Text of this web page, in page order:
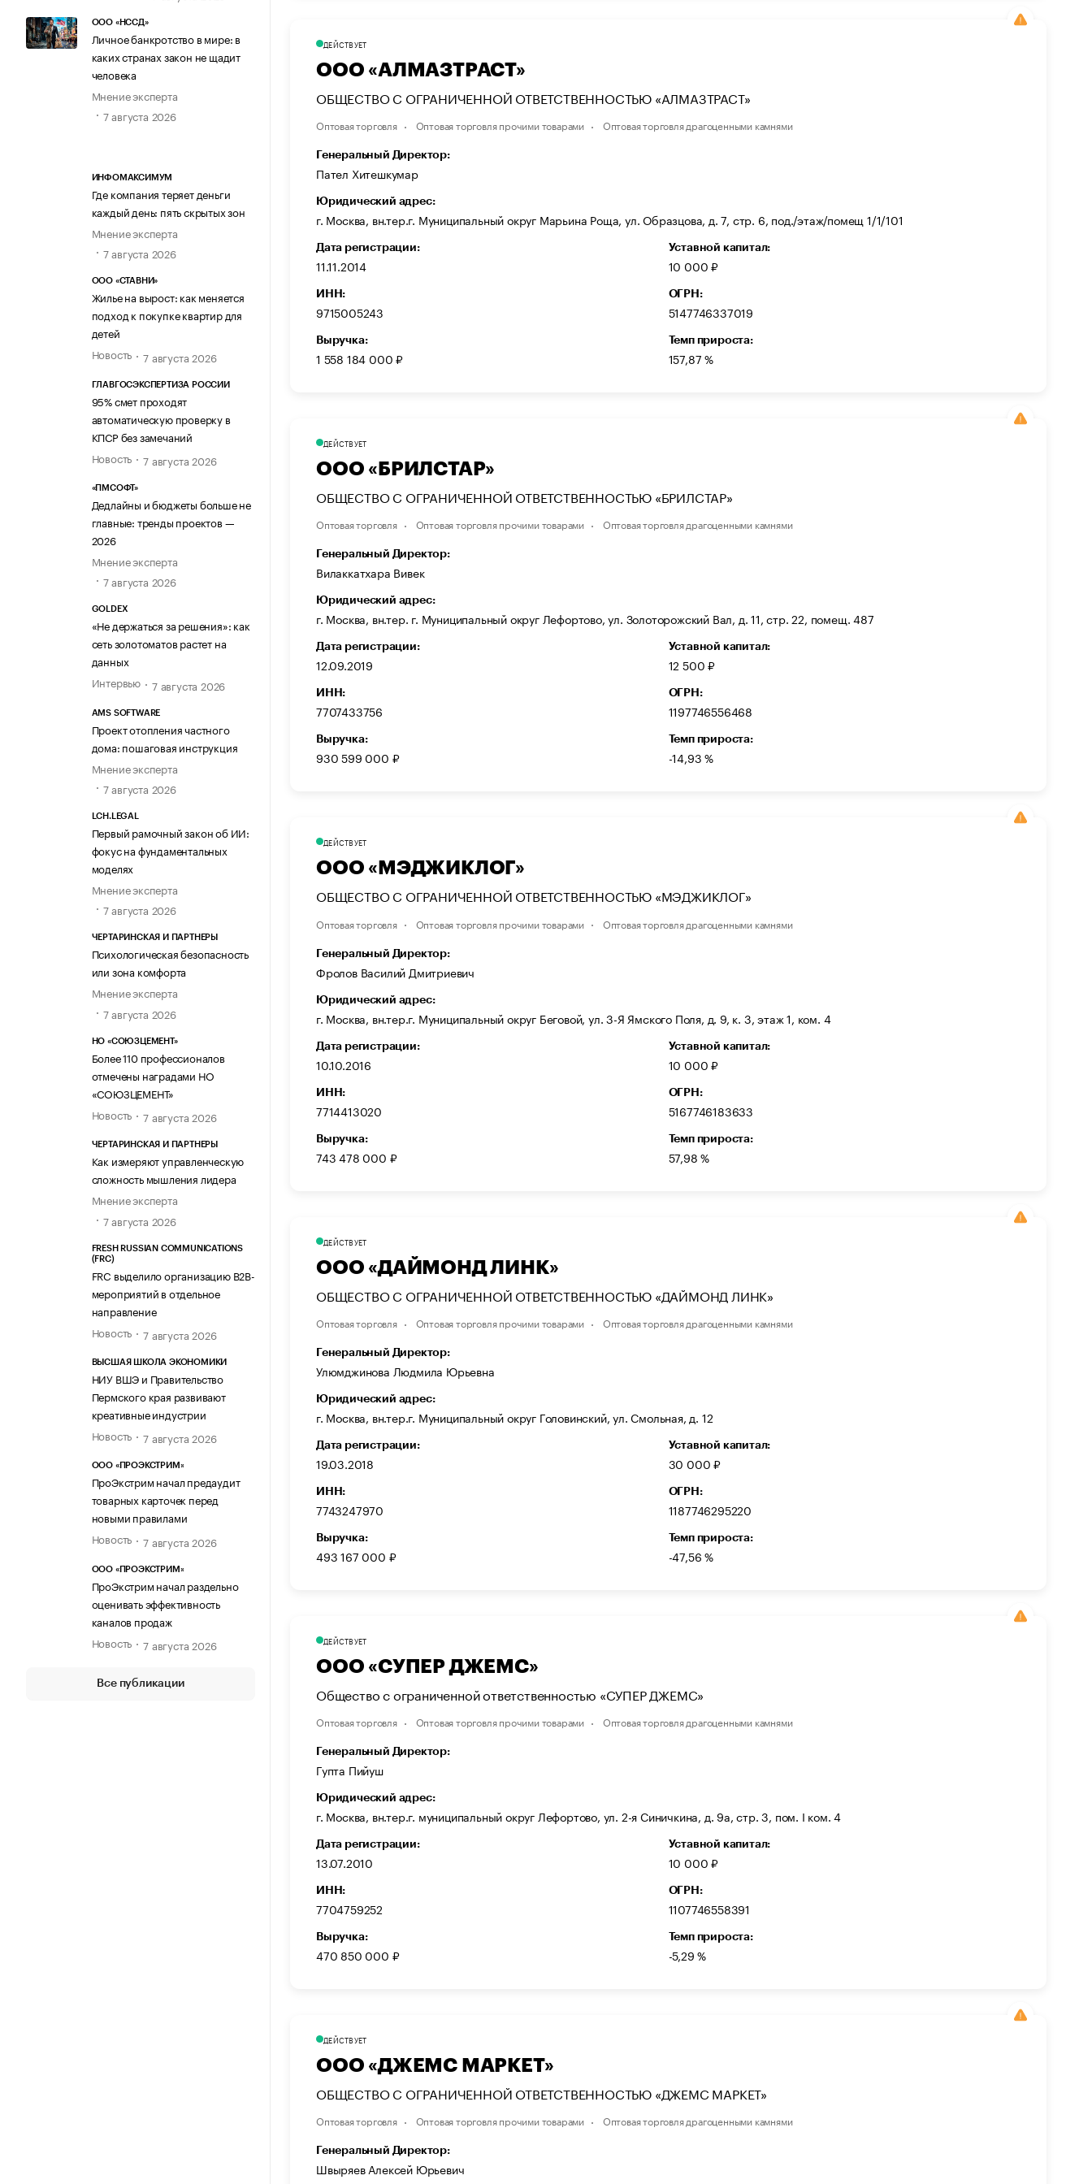
ООО «НССД»
Личное банкротство в мире: в
каких странах закон не щадит
человека
Мнение эксперта
7 августа 2026
ИНФОМАКСИМУМ
Где компания теряет деньги
каждый день: пять скрытых зон
Мнение эксперта
7 августа 2026
ООО «СТАВНИ»
Жилье на вырост: как меняется
подход к покупке квартир для
детей
Новость
7 августа 2026
ГЛАВГОСЭКСПЕРТИЗА РОССИИ
95% смет проходят
автоматическую проверку в
КПСР без замечаний
Новость
7 августа 2026
«ПМСОФТ»
Дедлайны и бюджеты больше не
главные: тренды проектов —
2026
Мнение эксперта
7 августа 2026
GOLDEX
«Не держаться за решения»: как
сеть золотоматов растет на
данных
Интервью
7 августа 2026
AMS SOFTWARE
Проект отопления частного
дома: пошаговая инструкция
Мнение эксперта
7 августа 2026
LCH.LEGAL
Первый рамочный закон об ИИ:
фокус на фундаментальных
моделях
Мнение эксперта
7 августа 2026
ЧЕРТАРИНСКАЯ И ПАРТНЕРЫ
Психологическая безопасность
или зона комфорта
Мнение эксперта
7 августа 2026
НО «СОЮЗЦЕМЕНТ»
Более 110 профессионалов
отмечены наградами НО
«СОЮЗЦЕМЕНТ»
Новость
7 августа 2026
ЧЕРТАРИНСКАЯ И ПАРТНЕРЫ
Как измеряют управленческую
сложность мышления лидера
Мнение эксперта
7 августа 2026
FRESH RUSSIAN COMMUNICATIONS
(FRC)
FRC выделило организацию B2B-
мероприятий в отдельное
направление
Новость
7 августа 2026
ВЫСШАЯ ШКОЛА ЭКОНОМИКИ
НИУ ВШЭ и Правительство
Пермского края развивают
креативные индустрии
Новость
7 августа 2026
ООО «ПРОЭКСТРИМ»
ПроЭкстрим начал предаудит
товарных карточек перед
новыми правилами
Новость
7 августа 2026
ООО «ПРОЭКСТРИМ»
ПроЭкстрим начал раздельно
оценивать эффективность
каналов продаж
Новость
7 августа 2026
Все публикации
ДЕЙСТВУЕТ
ООО «АЛМАЗТРАСТ»
ОБЩЕСТВО С ОГРАНИЧЕННОЙ ОТВЕТСТВЕННОСТЬЮ «АЛМАЗТРАСТ»
Оптовая торговля Оптовая торговля прочими товарами Оптовая торговля драгоценными камнями
Генеральный Директор:
Пател Хитешкумар
Юридический адрес:
г. Москва, вн.тер.г. Муниципальный округ Марьина Роща, ул. Образцова, д. 7, стр. 6, под./этаж/помещ 1/1/101
Дата регистрации:
11.11.2014
Уставной капитал:
10 000 ₽
ИНН:
9715005243
ОГРН:
5147746337019
Выручка:
1 558 184 000 ₽
Темп прироста:
157,87 %
ДЕЙСТВУЕТ
ООО «БРИЛСТАР»
ОБЩЕСТВО С ОГРАНИЧЕННОЙ ОТВЕТСТВЕННОСТЬЮ «БРИЛСТАР»
Оптовая торговля Оптовая торговля прочими товарами Оптовая торговля драгоценными камнями
Генеральный Директор:
Вилаккатхара Вивек
Юридический адрес:
г. Москва, вн.тер. г. Муниципальный округ Лефортово, ул. Золоторожский Вал, д. 11, стр. 22, помещ. 487
Дата регистрации:
12.09.2019
Уставной капитал:
12 500 ₽
ИНН:
7707433756
ОГРН:
1197746556468
Выручка:
930 599 000 ₽
Темп прироста:
-14,93 %
ДЕЙСТВУЕТ
ООО «МЭДЖИКЛОГ»
ОБЩЕСТВО С ОГРАНИЧЕННОЙ ОТВЕТСТВЕННОСТЬЮ «МЭДЖИКЛОГ»
Оптовая торговля Оптовая торговля прочими товарами Оптовая торговля драгоценными камнями
Генеральный Директор:
Фролов Василий Дмитриевич
Юридический адрес:
г. Москва, вн.тер.г. Муниципальный округ Беговой, ул. 3-Я Ямского Поля, д. 9, к. 3, этаж 1, ком. 4
Дата регистрации:
10.10.2016
Уставной капитал:
10 000 ₽
ИНН:
7714413020
ОГРН:
5167746183633
Выручка:
743 478 000 ₽
Темп прироста:
57,98 %
ДЕЙСТВУЕТ
ООО «ДАЙМОНД ЛИНК»
ОБЩЕСТВО С ОГРАНИЧЕННОЙ ОТВЕТСТВЕННОСТЬЮ «ДАЙМОНД ЛИНК»
Оптовая торговля Оптовая торговля прочими товарами Оптовая торговля драгоценными камнями
Генеральный Директор:
Улюмджинова Людмила Юрьевна
Юридический адрес:
г. Москва, вн.тер.г. Муниципальный округ Головинский, ул. Смольная, д. 12
Дата регистрации:
19.03.2018
Уставной капитал:
30 000 ₽
ИНН:
7743247970
ОГРН:
1187746295220
Выручка:
493 167 000 ₽
Темп прироста:
-47,56 %
ДЕЙСТВУЕТ
ООО «СУПЕР ДЖЕМС»
Общество с ограниченной ответственностью «СУПЕР ДЖЕМС»
Оптовая торговля Оптовая торговля прочими товарами Оптовая торговля драгоценными камнями
Генеральный Директор:
Гупта Пийуш
Юридический адрес:
г. Москва, вн.тер.г. муниципальный округ Лефортово, ул. 2-я Синичкина, д. 9а, стр. 3, пом. I ком. 4
Дата регистрации:
13.07.2010
Уставной капитал:
10 000 ₽
ИНН:
7704759252
ОГРН:
1107746558391
Выручка:
470 850 000 ₽
Темп прироста:
-5,29 %
ДЕЙСТВУЕТ
ООО «ДЖЕМС МАРКЕТ»
ОБЩЕСТВО С ОГРАНИЧЕННОЙ ОТВЕТСТВЕННОСТЬЮ «ДЖЕМС МАРКЕТ»
Оптовая торговля Оптовая торговля прочими товарами Оптовая торговля драгоценными камнями
Генеральный Директор:
Швыряев Алексей Юрьевич